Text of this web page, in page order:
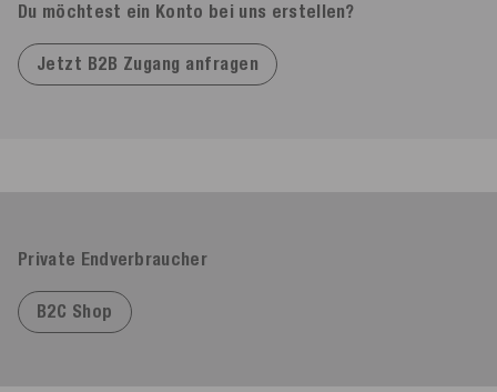
Du möchtest ein Konto bei uns erstellen?
Jetzt B2B Zugang anfragen
Private Endverbraucher
B2C Shop